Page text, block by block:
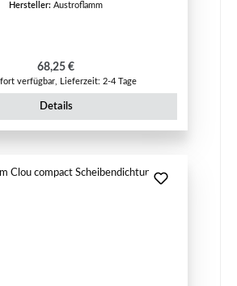
Hersteller: Austroflamm
Regulärer Preis:
68,25 €
verfügbar, Lieferzeit: 2-4 Tage
Details